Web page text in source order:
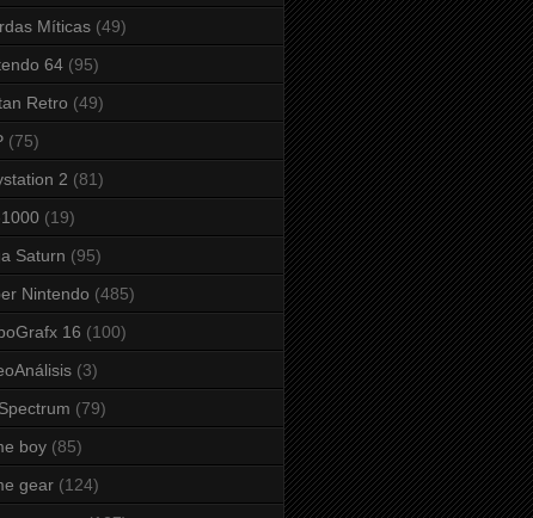
Míticas (49)
64 (95)
Retro (49)
(75)
2 (81)
(19)
Saturn (95)
Nintendo (485)
16 (100)
(3)
(79)
boy (85)
gear (124)